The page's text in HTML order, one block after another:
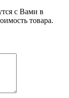
с Вами в
товара.